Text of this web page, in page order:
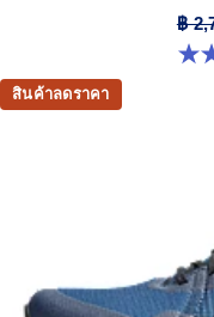
฿
4.7 จาก 5 ดาว 47 รีวิว
สินค้าลดราคา